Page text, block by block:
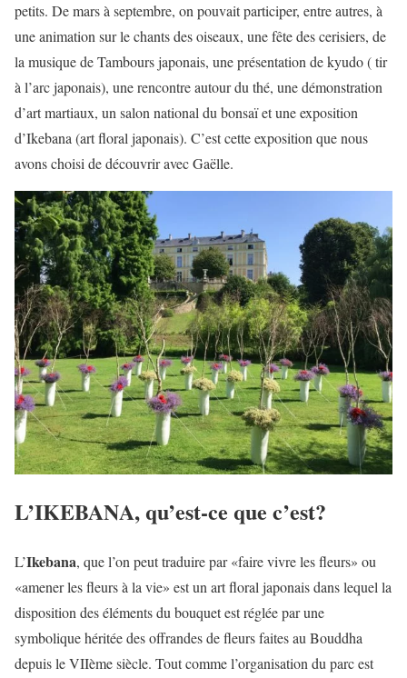
petits. De mars à septembre, on pouvait participer, entre autres, à
une animation sur le chants des oiseaux, une fête des cerisiers, de
la musique de Tambours japonais, une présentation de kyudo ( tir
à l’arc japonais), une rencontre autour du thé, une démonstration
d’art martiaux, un salon national du bonsaï et une exposition
d’Ikebana (art floral japonais). C’est cette exposition que nous
avons choisi de découvrir avec Gaëlle.
L’IKEBANA, qu’est-ce que c’est?
L’Ikebana, que l’on peut traduire par «faire vivre les fleurs» ou
«amener les fleurs à la vie» est un art floral japonais dans lequel la
disposition des éléments du bouquet est réglée par une
symbolique héritée des offrandes de fleurs faites au Bouddha
depuis le VIIème siècle. Tout comme l’organisation du parc est